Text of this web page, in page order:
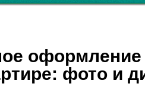
оформление
фото и